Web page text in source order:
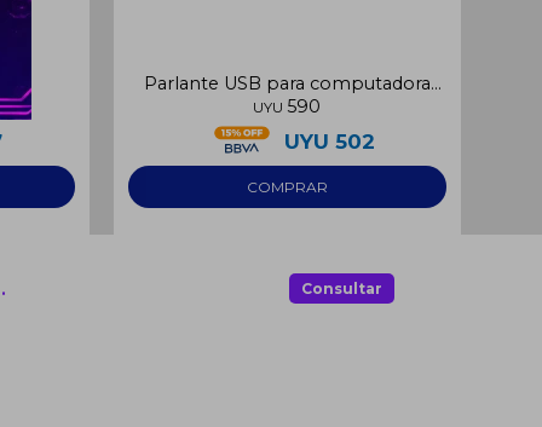
Parlante USB para computadora
3W
UYU 590
UYU 502
Consultar